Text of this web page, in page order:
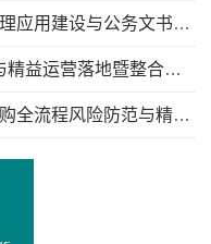
新质生产力时代人工智能行政管理应用建设与公务文书规范处理“三化”要求暨AI公文写作技能提升专题培训班
公立医院‘十五五’战略规划编制与精益运营落地暨整合型医疗卫生 服务体系构建专题线上培训班
新医改背景下医疗设备、耗材采购全流程风险防范与精细化管理暨医工融合赋能创新成果转化实践专题培训班